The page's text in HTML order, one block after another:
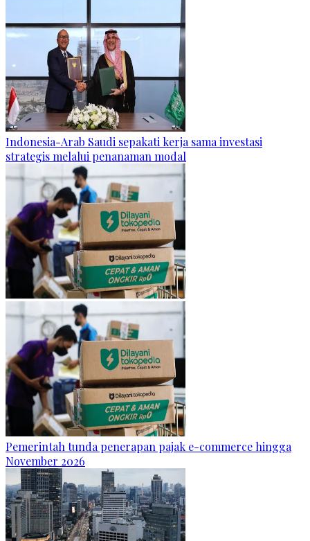
Indonesia-Arab Saudi sepakati kerja sama investasi
strategis melalui penanaman modal
Pemerintah tunda penerapan pajak e-commerce hingga
November 2026